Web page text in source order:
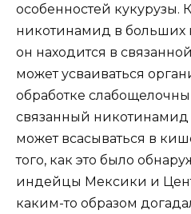
особенностей кукурузы.
никотинамид в больших
он находится в
может усваиваться
обработке
связанный никотинамид
может всасываться в
того, как это было
индейцы Мексики и
каким-то образом